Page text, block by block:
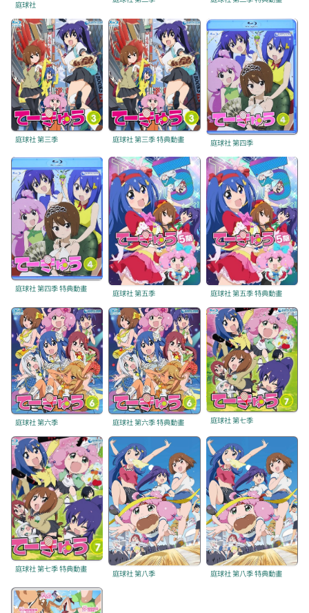
庭球社
庭球社 第三季 庭球社 第三季 特典動畫 庭球社 第四季
庭球社 第四季 特典動畫
庭球社 第五季 庭球社 第五季 特典動畫
庭球社 第六季 庭球社 第六季 特典動畫 庭球社 第七季
庭球社 第七季 特典動畫
庭球社 第八季 庭球社 第八季 特典動畫